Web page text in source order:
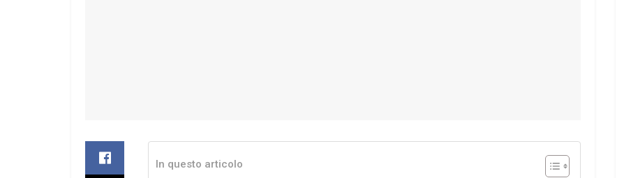
In questo articolo